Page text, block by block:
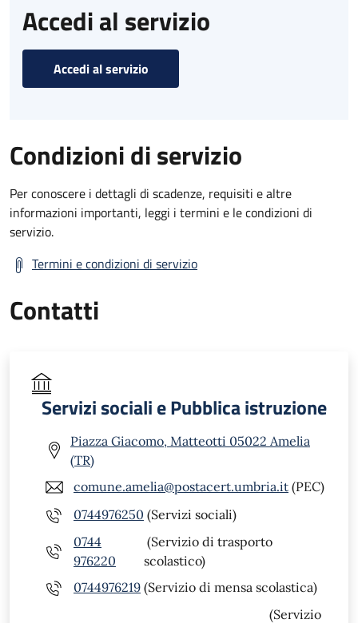
Accedi al servizio
Accedi al servizio
Condizioni di servizio
Per conoscere i dettagli di scadenze, requisiti e altre
informazioni importanti, leggi i termini e le condizioni di
servizio.
Termini e condizioni di servizio
Contatti
Servizi sociali e Pubblica istruzione
Piazza Giacomo, Matteotti 05022 Amelia
(TR)
comune.amelia@postacert.umbria.it (PEC)
0744976250 (Servizi sociali)
0744
976220
(Servizio di trasporto
scolastico)
0744976219 (Servizio di mensa scolastica)
(Servizio